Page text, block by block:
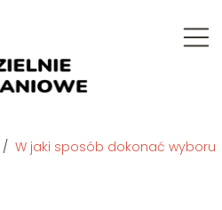
/ W jaki sposób dokonać wyboru